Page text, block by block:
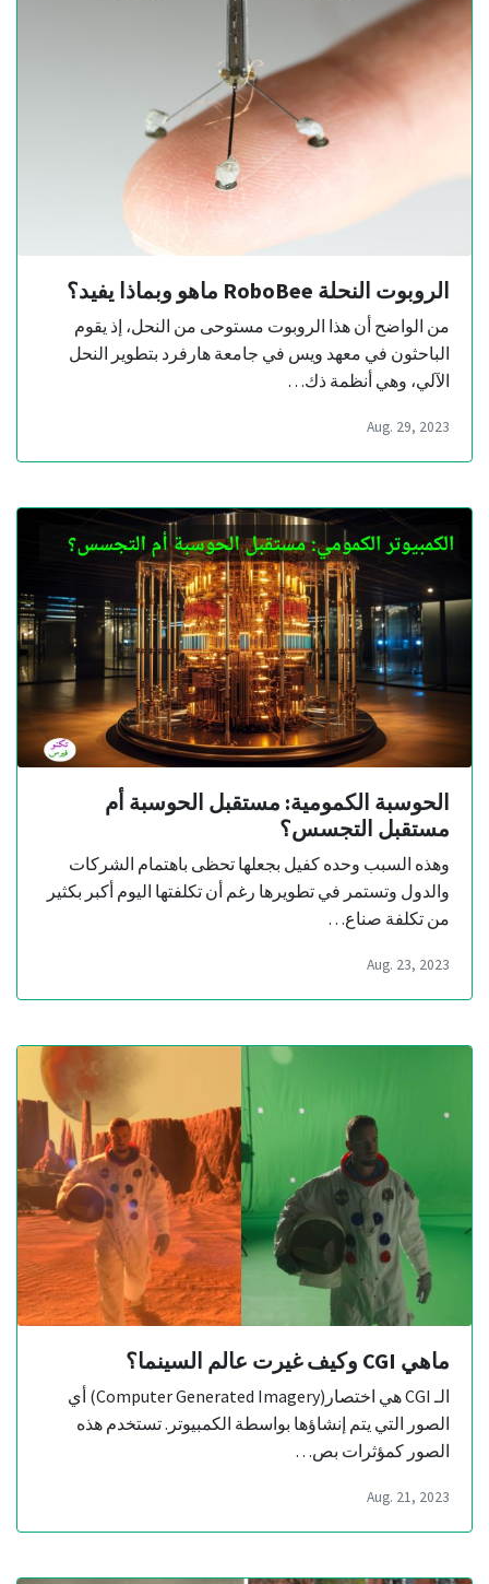
الروبوت النحلة RoboBee ماهو وبماذا يفيد؟
من الواضح أن هذا الروبوت مستوحى من النحل، إذ يقوم
الباحثون في معهد ويس في جامعة هارفرد بتطوير النحل
الآلي، وهي أنظمة ذك…
Aug. 29, 2023
الحوسبة الكمومية: مستقبل الحوسبة أم
مستقبل التجسس؟
وهذه السبب وحده كفيل بجعلها تحظى باهتمام الشركات
والدول وتستمر في تطويرها رغم أن تكلفتها اليوم أكبر بكثير
من تكلفة صناع…
Aug. 23, 2023
ماهي CGI وكيف غيرت عالم السينما؟
الـ CGI هي اختصار(Computer Generated Imagery) أي
الصور التي يتم إنشاؤها بواسطة الكمبيوتر. تستخدم هذه
الصور كمؤثرات بص…
Aug. 21, 2023